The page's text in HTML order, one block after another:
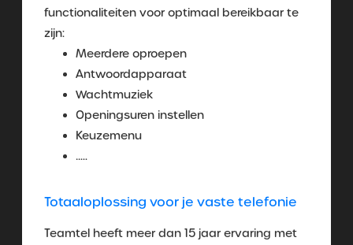
functionaliteiten voor optimaal bereikbaar te
zijn:
Meerdere oproepen
Antwoordapparaat
Wachtmuziek
Openingsuren instellen
Keuzemenu
…..
Totaaloplossing voor je vaste telefonie
Teamtel heeft meer dan 15 jaar ervaring met